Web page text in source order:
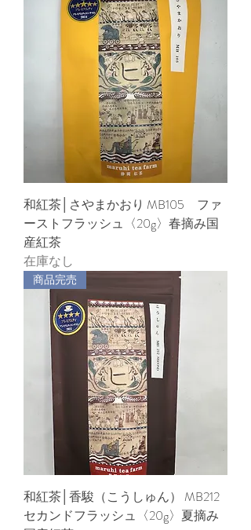
和紅茶│さやまかおり MB105 ファ
ーストフラッシュ〈20g〉春摘み国
産紅茶
在庫なし
商品完売
和紅茶│香駿（こうしゅん） MB212
セカンドフラッシュ〈20g〉夏摘み